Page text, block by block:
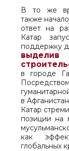
В то же
также
ответ на
Катар
поддержку
в городе
в
Катар
позиции на
как
глобальных